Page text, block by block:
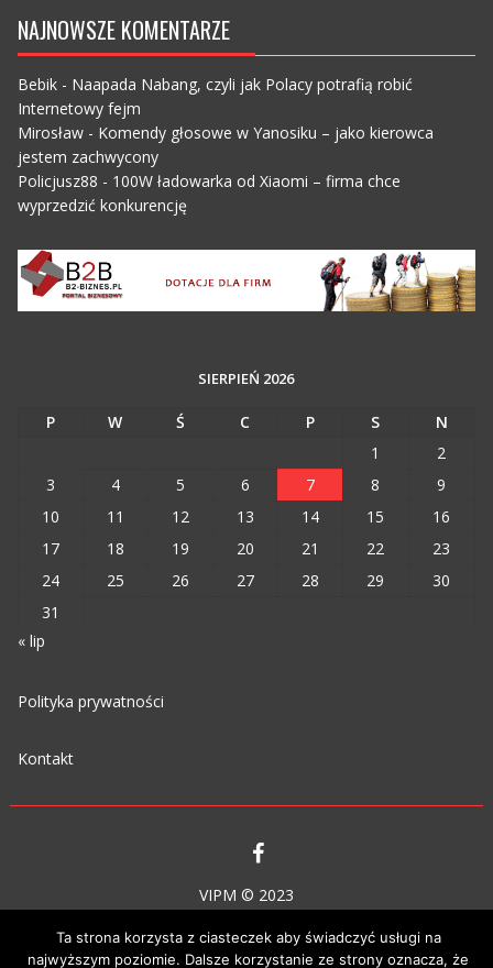
NAJNOWSZE KOMENTARZE
Bebik- Naapada Nabang, czyli jak Polacy potrafią robić
Internetowy fejm
Mirosław- Komendy głosowe w Yanosiku – jako kierowca
jestem zachwycony
Policjusz88 - 100W ładowarka od Xiaomi – firma chce
wyprzedzić konkurencję
SIERPIEŃ 2026
P W Ś C P S
N
1
2
3
4 5 6 7 8
9
10
11 12 13 14 15
16
17
18 19 20 21 22
23
24
25 26 27 28 29
30
31
« lip
Polityka prywatności
Kontakt
VIPM © 2023
Ta strona korzysta z ciasteczek aby świadczyć usługi na
najwyższym poziomie. Dalsze korzystanie ze strony oznacza, że